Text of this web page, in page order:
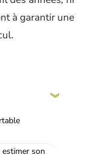
à garantir une
son